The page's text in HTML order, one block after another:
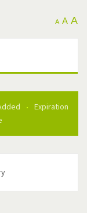
A A A
Expiration